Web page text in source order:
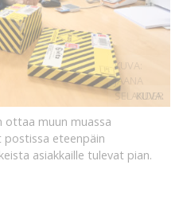
KUVA:
KUVA:
JAANA
SELANDER
ottaa muun muassa
eteenpäin
asiakkaille tulevat pian.